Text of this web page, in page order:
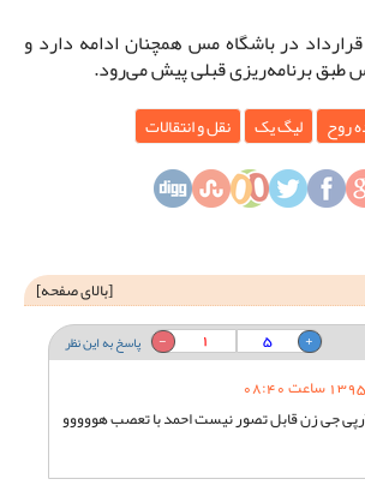
در باشگاه مس همچنان ادامه دارد و
برنامه‌ریزی قبلی پیش می‌رود.
روح لیگ یک نقل و انتقالات
[بالای صفحه]
پاسخ به این نظر 1
5
جی زن قابل تصور نیست احمد با تعصب هووووو